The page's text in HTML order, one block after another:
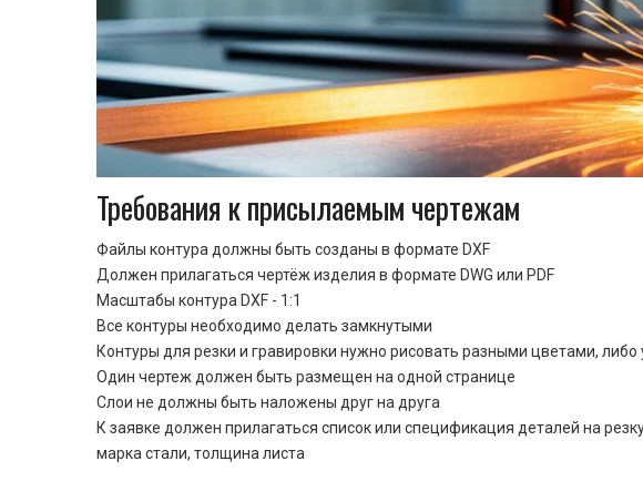
Требования к присылаемым чертежам
Файлы контура должны быть созданы в формате DXF
Должен прилагаться чертёж изделия в формате DWG или PDF
Масштабы контура DXF - 1:1
Все контуры необходимо делать замкнутыми
Контуры для резки и гравировки нужно рисовать разными цветами, либо
Один чертеж должен быть размещен на одной странице
Cлои не должны быть наложены друг на друга
К заявке должен прилагаться список или спецификация деталей на
марка стали, толщина листа